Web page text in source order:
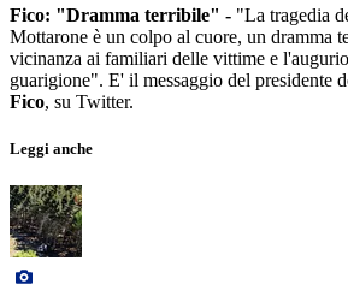
Fico: "Dramma terribile" - "La tragedia
Mottarone è un colpo al cuore, un dramma
vicinanza ai familiari delle vittime e
guarigione". E' il messaggio del presidente
Fico, su Twitter.
Leggi anche